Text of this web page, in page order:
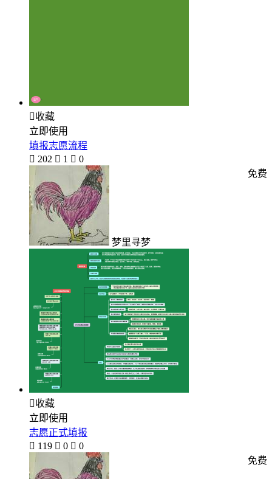
收藏
立即使用
填报志愿流程
 202  1  0
梦里寻梦
免费
收藏
立即使用
志愿正式填报
 119  0  0
免费